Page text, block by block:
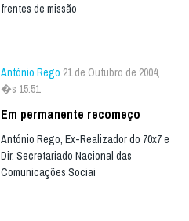
frentes de missão
António Rego 21 de Outubro de 2004,
�s 15:51
Em permanente recomeço
António Rego, Ex-Realizador do 70x7 e
Dir. Secretariado Nacional das
Comunicações Sociai